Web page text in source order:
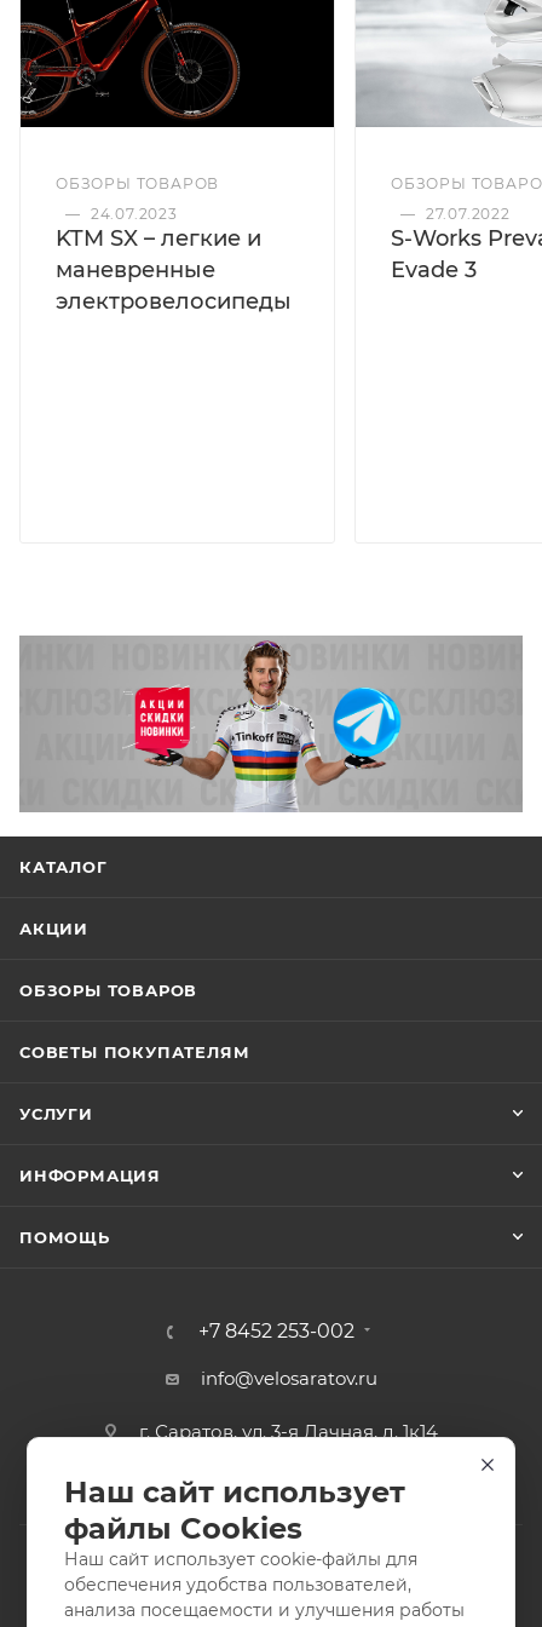
ОБЗОРЫ ТОВАРОВ
— 24.07.2023
KTM SX – легкие и
маневренные
электровелосипеды
ОБЗОРЫ
— 27.07.2022
S-Works
Evade 3
КАТАЛОГ
АКЦИИ
ОБЗОРЫ ТОВАРОВ
СОВЕТЫ ПОКУПАТЕЛЯМ
УСЛУГИ
ИНФОРМАЦИЯ
ПОМОЩЬ
+7 8452 253-002
info@velosaratov.ru
г. Саратов, ул. 3-я Дачная, д. 1к14
2011-2026 © интернет-магазин спортивных товаров
Наш сайт использует
файлы Cookies
Наш сайт использует cookie-файлы для
обеспечения удобства пользователей,
анализа посещаемости и улучшения работы